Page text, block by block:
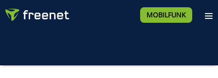
MOBILFUNK